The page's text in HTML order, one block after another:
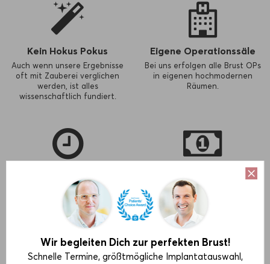
Kein Hokus Pokus
Auch wenn unsere Ergebnisse
oft mit Zauberei verglichen
werden, ist alles
wissenschaftlich fundiert.
Eigene Operationssäle
Bei uns erfolgen alle Brust OPs
in eigenen hochmodernen
Räumen.
Wir reservieren sehr viel Zeit für
unverbindliche
Erstberatungsgespräche.
Alle Brust OPs können auch in
Raten bezahlt werden.
Wir begleiten Dich zur perfekten Brust!
Schnelle Termine, größtmögliche Implantatauswahl,